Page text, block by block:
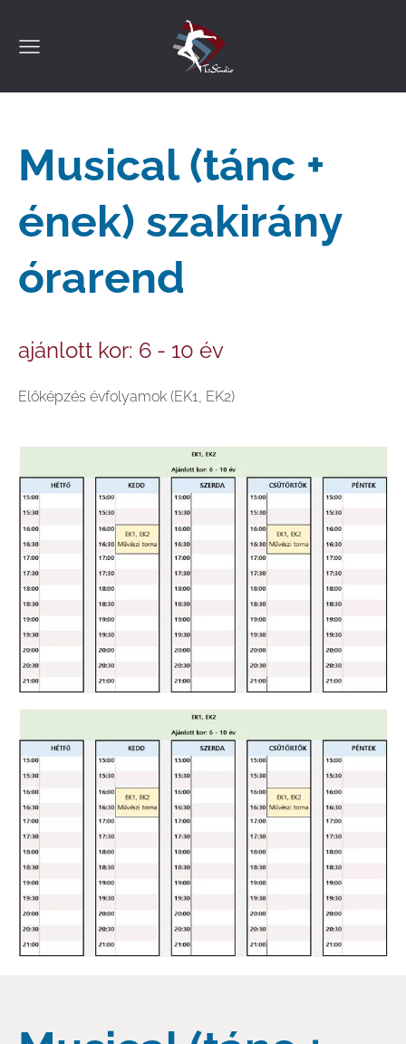
Musical (tánc +
ének) szakirány
órarend
ajánlott kor: 6 - 10 év
Előképzés évfolyamok (EK1, EK2)